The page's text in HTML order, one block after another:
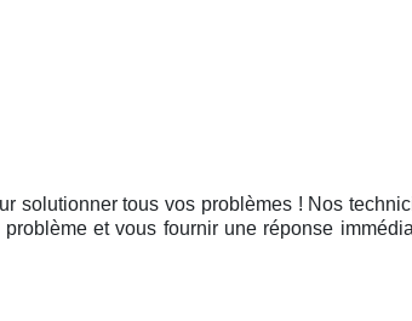
solutionner tous vos problèmes ! Nos
et vous fournir une réponse